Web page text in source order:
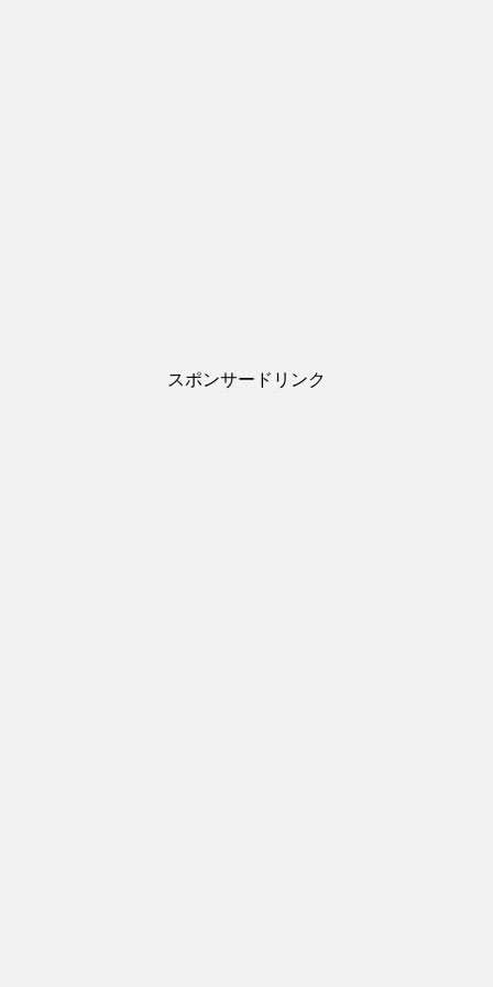
スポンサードリンク